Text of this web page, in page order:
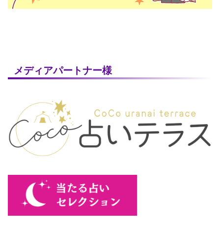
メディアパートナー様